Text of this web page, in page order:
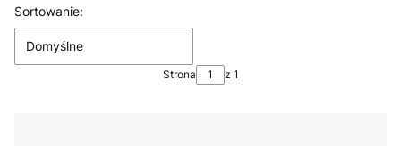
Lista produktów
Sortowanie:
Domyślne
Strona z 1